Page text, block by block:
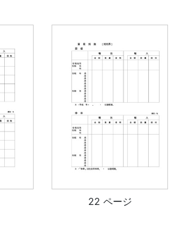
22 ページ